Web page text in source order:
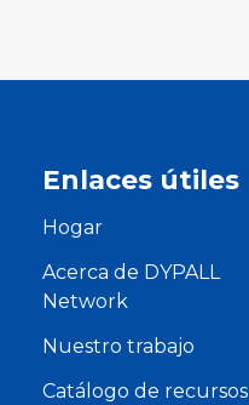
Enlaces útiles
Hogar
Acerca de DYPALL
Network
Nuestro trabajo
Catálogo de recursos